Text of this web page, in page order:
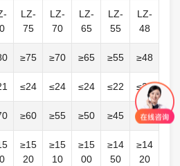
LZ-
75
LZ-
70
LZ-
65
LZ-
55
LZ-
48
≥75 ≥70 ≥65 ≥55 ≥48
≤24 ≤24 ≤24 ≤22 ≤22
≥60 ≥55 ≥50 ≥45 ≥40
≥15
20
≥15
10
≥15
00
≥14
50
≥14
20